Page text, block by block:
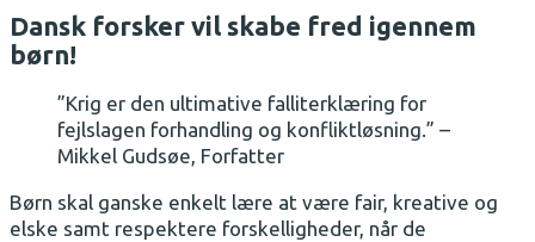
Dansk forsker vil skabe fred igennem
børn!
”Krig er den ultimative falliterklæring for
fejlslagen forhandling og konfliktløsning.” –
Mikkel Gudsøe, Forfatter
Børn skal ganske enkelt lære at være fair, kreative og
elske samt respektere forskelligheder, når de